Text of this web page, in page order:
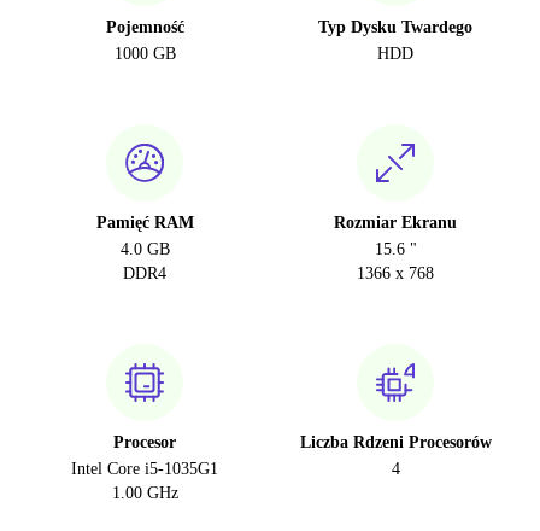
Pojemność
1000 GB
Typ Dysku Twardego
HDD
Pamięć RAM
4.0 GB
DDR4
Rozmiar Ekranu
15.6 "
1366 x 768
Procesor
Intel Core i5-1035G1
1.00 GHz
Liczba Rdzeni Procesorów
4